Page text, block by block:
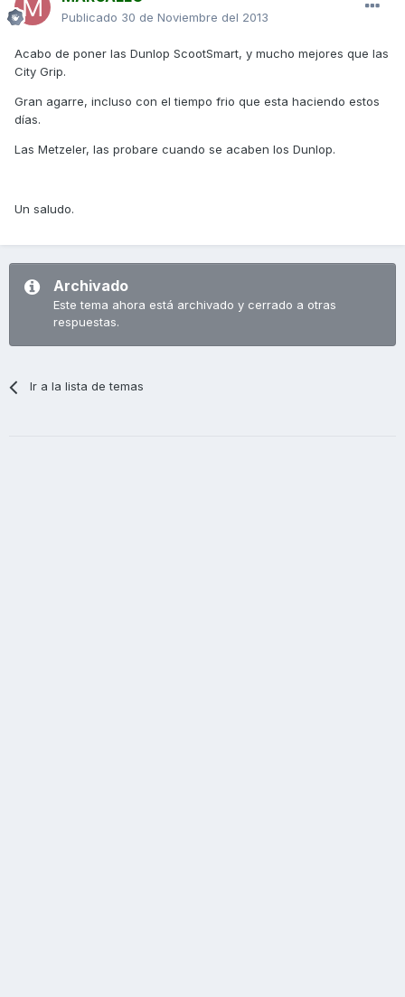
Publicado 30 de Noviembre del 2013
Acabo de poner las Dunlop ScootSmart, y mucho mejores que las
City Grip.
Gran agarre, incluso con el tiempo frio que esta haciendo estos
días.
Las Metzeler, las probare cuando se acaben los Dunlop.
Un saludo.
Archivado
Este tema ahora está archivado y cerrado a otras
respuestas.
Ir a la lista de temas